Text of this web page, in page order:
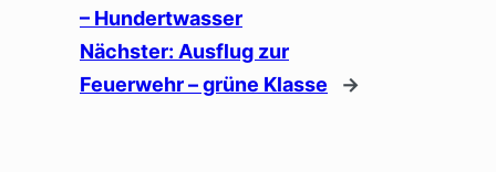
– Hundertwasser
Nächster: Ausflug zur
Feuerwehr – grüne Klasse
→